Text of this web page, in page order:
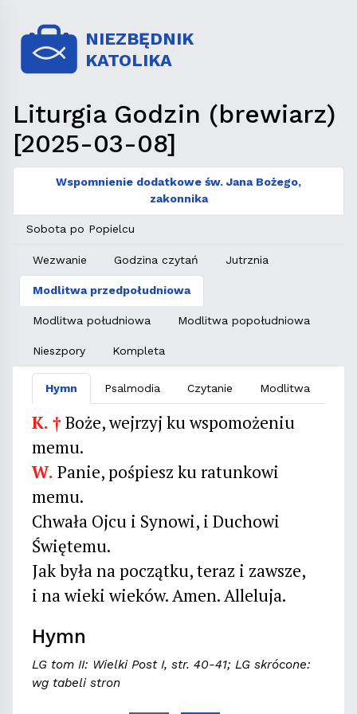
NIEZBĘDNIK
KATOLIKA
Liturgia Godzin (brewiarz)
[2025-03-08]
Wspomnienie dodatkowe św. Jana Bożego,
zakonnika
Sobota po Popielcu
Wezwanie Godzina czytań Jutrznia
Modlitwa przedpołudniowa
Modlitwa południowa Modlitwa popołudniowa
Nieszpory Kompleta
Hymn Psalmodia Czytanie Modlitwa
K. † Boże, wejrzyj ku wspomożeniu
memu.
W. Panie, pośpiesz ku ratunkowi
memu.
Chwała Ojcu i Synowi, i Duchowi
Świętemu.
Jak była na początku, teraz i zawsze,
i na wieki wieków. Amen. Alleluja.
Hymn
LG tom II: Wielki Post I, str. 40-41; LG skrócone:
wg tabeli stron